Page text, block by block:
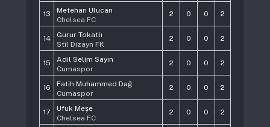
13
Metehan Ulucan
Chelsea FC
2 0 0 2
14
Gurur Tokatlı
Stil Dizayn FK
2 0 0 2
15
Adil Selim Sayın
Cumaspor
2 0 0 2
16
Fatih Muhammed Dağ
Cumaspor
2 0 0 2
17
Ufuk Meşe
Chelsea FC
2 0 0 2